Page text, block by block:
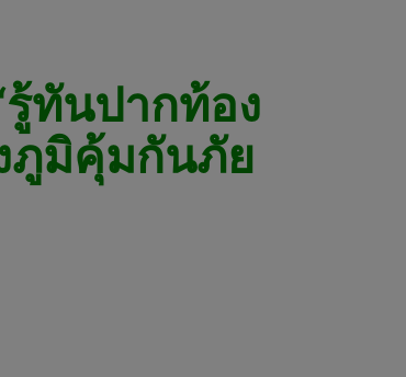
ทันปากท้อง
ภูมิคุ้มกันภัย